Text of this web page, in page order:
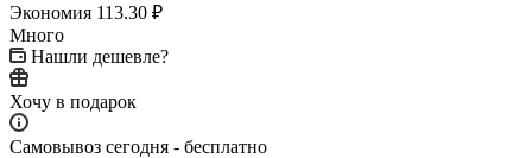
Экономия 113.30 ₽
Много
Нашли дешевле?
Хочу в подарок
Самовывоз сегодня - бесплатно